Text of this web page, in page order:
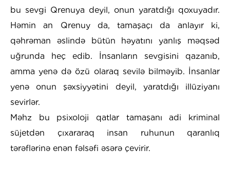
bu sevgi Qrenuya deyil, onun yaratdığı qoxuyadır.
Həmin an Qrenuy da, tamaşaçı da anlayır ki,
qəhrəman əslində bütün həyatını yanlış məqsəd
uğrunda heç edib. İnsanların sevgisini qazanıb,
amma yenə də özü olaraq sevilə bilməyib. İnsanlar
yenə onun şəxsiyyətini deyil, yaratdığı illüziyanı
sevirlər.
Məhz bu psixoloji qatlar tamaşanı adi kriminal
süjetdən çıxararaq insan ruhunun qaranlıq
tərəflərinə enən fəlsəfi əsərə çevirir.